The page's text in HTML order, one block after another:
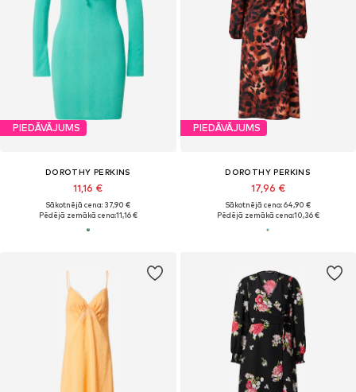
PIEDĀVĀJUMS
DOROTHY PERKINS
11,16 €
Sākotnējā cena: 37,90 €
Pēdējā zemākā cena:11,16 €
PIEDĀVĀJUMS
DOROTHY PERKINS
17,96 €
Sākotnējā cena: 64,90 €
Pēdējā zemākā cena:10,36 €